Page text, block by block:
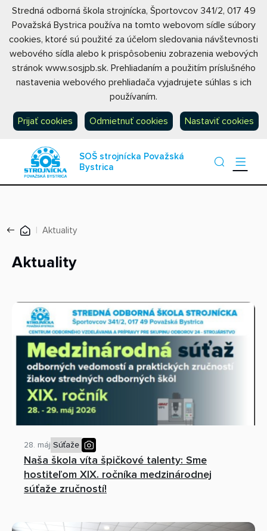
Stredná odborná škola strojnícka, Športovcov 341/2, 017 49
Považská Bystrica používa na tomto webovom sídle súbory
cookies, ktoré sú použité za účelom sledovania návštevnosti
webového sídla alebo k prispôsobeniu zobrazenia webových
stránok www.sosjpb.sk. Prehliadaním a použitím príslušného
nastavenia webového prehliadača vyjadrujete súhlas s ich
používaním.
Prijať cookies Odmietnuť cookies Nastaviť cookies
SOŠ strojnícka Považská
Bystrica
Aktuality
Aktuality
28. máj Súťaže
Naša škola víta špičkové talenty: Sme
hostiteľom XIX. ročníka medzinárodnej
súťaže zručností!